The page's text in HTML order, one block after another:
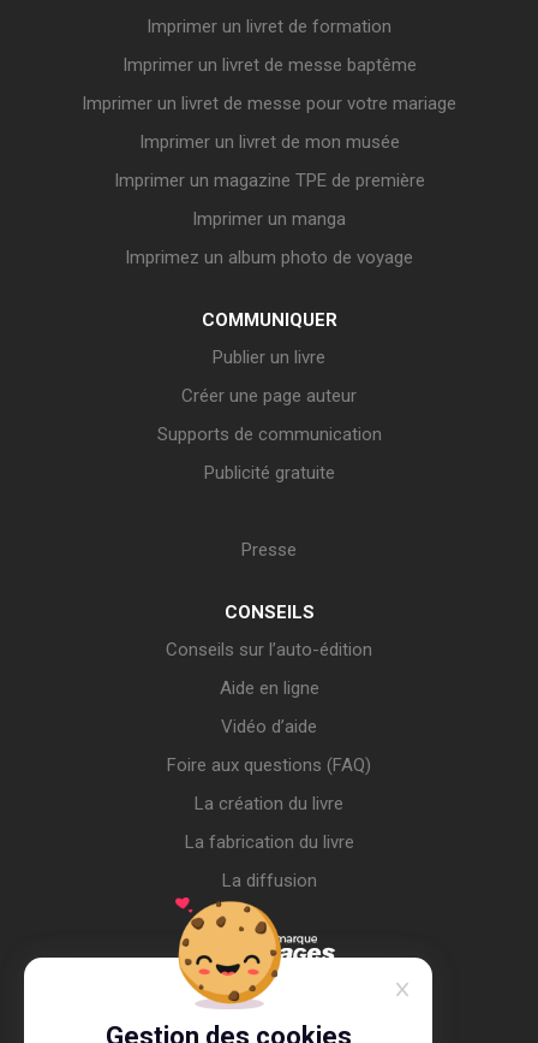
Gestion des cookies
Imprimer un livret de formation
Imprimer un livret de messe baptême
Imprimer un livret de messe pour votre mariage
Imprimer un livret de mon musée
Imprimer un magazine TPE de première
Imprimer un manga
Imprimez un album photo de voyage
COMMUNIQUER
Publier un livre
Créer une page auteur
Supports de communication
Publicité gratuite
Presse
CONSEILS
Conseils sur l’auto-édition
Aide en ligne
Vidéo d’aide
Foire aux questions (FAQ)
La création du livre
La fabrication du livre
La diffusion